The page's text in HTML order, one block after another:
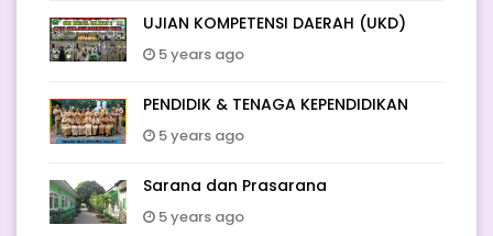
UJIAN KOMPETENSI DAERAH (UKD)
5 years ago
PENDIDIK & TENAGA KEPENDIDIKAN
5 years ago
Sarana dan Prasarana
5 years ago